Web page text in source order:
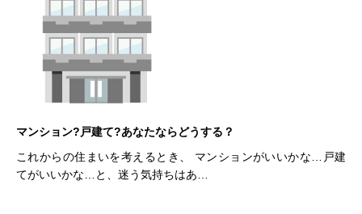
マンション?戸建て?あなたならどうする？
これからの住まいを考えるとき、 マンションがいいかな…戸建
てがいいかな…と、迷う気持ちはあ…